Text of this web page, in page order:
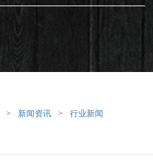
> 新闻资讯 > 行业新闻